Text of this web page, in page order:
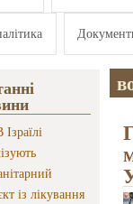
Ізраїлі
із лікування